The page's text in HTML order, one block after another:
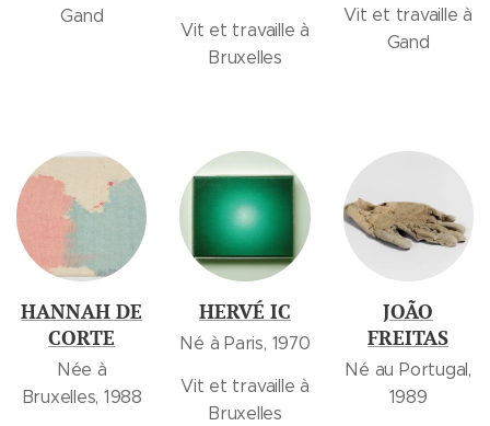
Gand
Vit et travaille à
Bruxelles
Vit et travaille à
Gand
HANNAH DE
CORTE
Née à
Bruxelles, 1988
HERVÉ IC
Né à Paris, 1970
Vit et travaille à
Bruxelles
JOÃO
FREITAS
Né au Portugal,
1989